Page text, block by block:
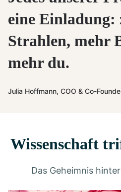
eine Einladung:
Strahlen, mehr
mehr du.
Julia Hoffmann, COO & Co-
Wissenschaft
Das Geheimnis